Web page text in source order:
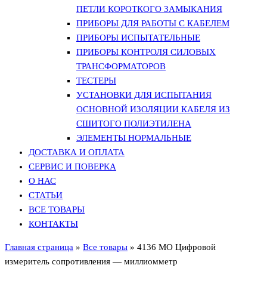
ПЕТЛИ КОРОТКОГО ЗАМЫКАНИЯ
ПРИБОРЫ ДЛЯ РАБОТЫ С КАБЕЛЕМ
ПРИБОРЫ ИСПЫТАТЕЛЬНЫЕ
ПРИБОРЫ КОНТРОЛЯ СИЛОВЫХ
ТРАНСФОРМАТОРОВ
ТЕСТЕРЫ
УСТАНОВКИ ДЛЯ ИСПЫТАНИЯ
ОСНОВНОЙ ИЗОЛЯЦИИ КАБЕЛЯ ИЗ
СШИТОГО ПОЛИЭТИЛЕНА
ЭЛЕМЕНТЫ НОРМАЛЬНЫЕ
ДОСТАВКА И ОПЛАТА
СЕРВИС И ПОВЕРКА
О НАС
СТАТЬИ
ВСЕ ТОВАРЫ
КОНТАКТЫ
Главная страница » Все товары » 4136 MO Цифровой
измеритель сопротивления — миллиомметр